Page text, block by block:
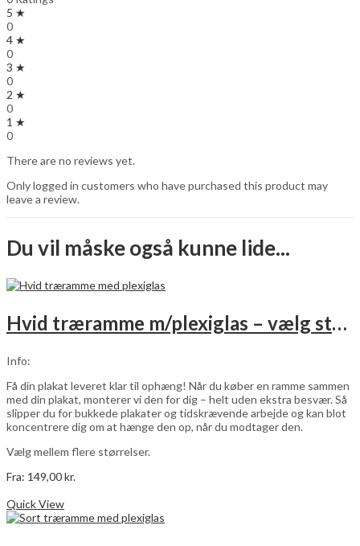
5 ★
0
4 ★
0
3 ★
0
2 ★
0
1 ★
0
There are no reviews yet.
Only logged in customers who have purchased this product may
leave a review.
Du vil måske også kunne lide...
Hvid træramme m/plexiglas – vælg størrelse
Info:
Få din plakat leveret klar til ophæng! Når du køber en ramme sammen
med din plakat, monterer vi den for dig – helt uden ekstra besvær. Så
slipper du for bukkede plakater og tidskrævende arbejde og kan blot
koncentrere dig om at hænge den op, når du modtager den.
Vælg mellem flere størrelser.
Fra: 149,00kr.
har
Quick View